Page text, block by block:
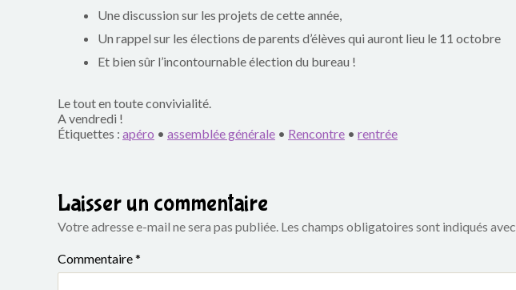
e
n
s
d
u
Une discussion sur les projets de cette année,
Un rappel sur les élections de parents d’élèves qui auront lieu le 11 octobre
Et bien sûr l’incontournable élection du bureau !
Le tout en toute convivialité.
A vendredi !
Étiquettes : apéro • assemblée générale • Rencontre • rentrée
Laisser un commentaire
Votre adresse e-mail ne sera pas publiée. Les champs obligatoires sont indiqués avec
Commentaire*